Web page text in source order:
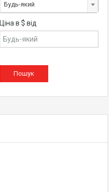
Будь-який
Ціна в $ від